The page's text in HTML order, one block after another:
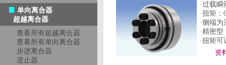
单向离合器
超越离合器
· 查看所有超越离合器
· 查看所有单向离合器
· 步进离合器
· 逆止器
·过载
·扭矩：
·侧端
·精密
·扭矩
资